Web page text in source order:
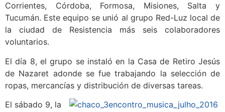
Corrientes, Córdoba, Formosa, Misiones, Salta y
Tucumán. Este equipo se unió al grupo Red-Luz local de
la ciudad de Resistencia más seis colaboradores
voluntarios.
El día 8, el grupo se instaló en la Casa de Retiro Jesús
de Nazaret adonde se fue trabajando la selección de
ropas, mercancías y distribución de diversas tareas.
El sábado 9, la